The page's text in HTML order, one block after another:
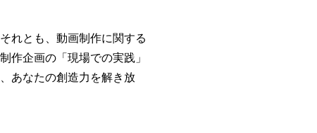
れとも、動画制作に関する
作企画の「現場での実践」
あなたの創造力を解き放